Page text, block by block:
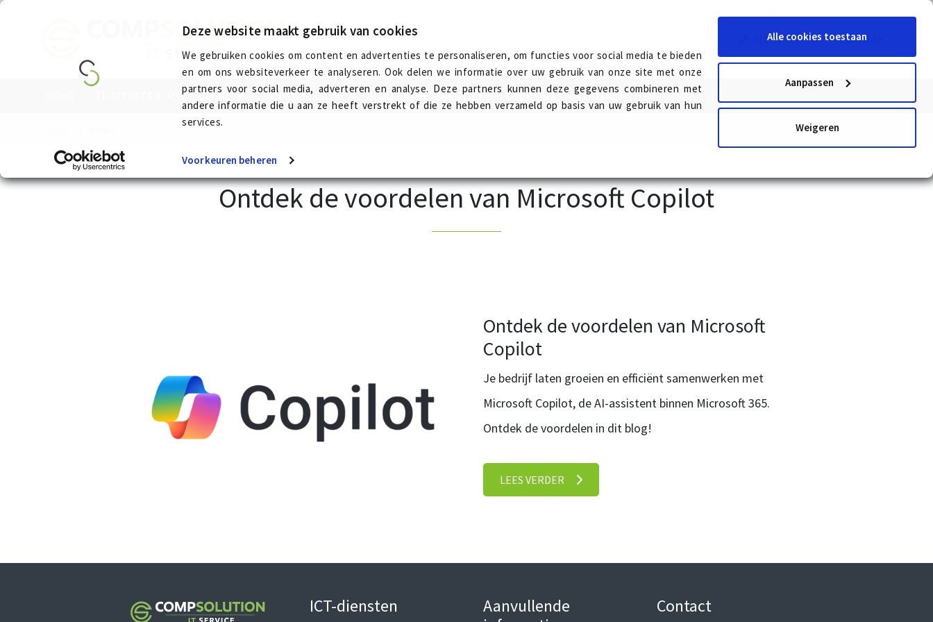
Deze website maakt gebruik van cookies
We gebruiken cookies om content en advertenties te personaliseren, om functies voor social media te bieden
en om ons websiteverkeer te analyseren. Ook delen we informatie over uw gebruik van onze site met onze
partners voor social media, adverteren en analyse. Deze partners kunnen deze gegevens combineren met
andere informatie die u aan ze heeft verstrekt of die ze hebben verzameld op basis van uw gebruik van hun
services.
Voorkeuren beheren
Alle cookies toestaan
Aanpassen
Weigeren
0182 - 709 709 HELPDESK
REGIO ICT-QUICKSCAN BLOG REFERENTIES OVER ONS CONTACT
Ontdek de voordelen van Microsoft Copilot
Ontdek de voordelen van Microsoft
Copilot
Je bedrijf laten groeien en efficiënt samenwerken met
Microsoft Copilot, de AI-assistent binnen Microsoft 365.
Ontdek de voordelen in dit blog!
LEES VERDER
ICT-diensten
Aanvullende
Contact